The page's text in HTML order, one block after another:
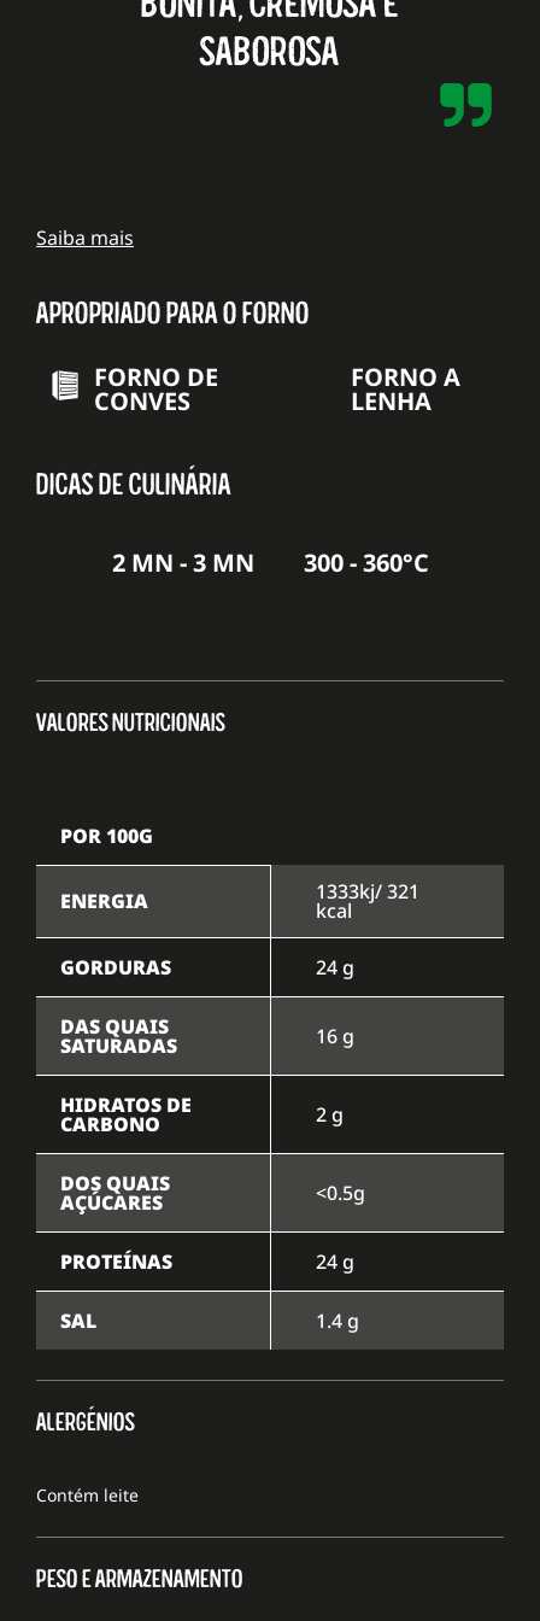
saborosa
Saiba mais
APROPRIADO PARA O FORNO
FORNO DE
CONVES
FORNO A
LENHA
DICAS DE CULINÁRIA
2 MN - 3 MN 300 - 360°C
VALORES NUTRICIONAIS
POR 100G
ENERGIA 1333kj/ 321
kcal
GORDURAS 24 g
DAS QUAIS
SATURADAS 16 g
HIDRATOS DE
CARBONO 2 g
DOS QUAIS
AÇÚCARES <0.5g
PROTEÍNAS 24 g
SAL 1.4 g
ALERGÉNIOS
Contém leite
PESO E ARMAZENAMENTO